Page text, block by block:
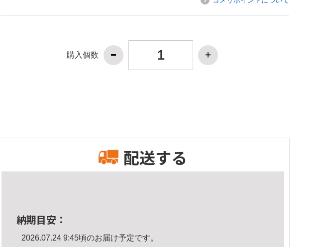
購入個数
配送する
納期目安：
2026.07.24 9:45頃のお届け予定です。